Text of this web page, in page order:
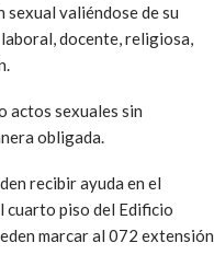
valiéndose de su
docente, religiosa,
actos sexuales sin
obligada.
recibir ayuda en el
cuarto piso del Edificio
marcar al 072 extensión